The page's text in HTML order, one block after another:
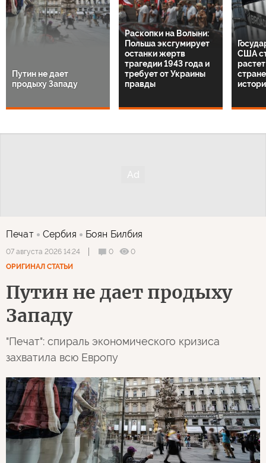
Путин не дает
продыху Западу
Раскопки на Волыни:
Польша эксгумирует
останки жертв
трагедии 1943 года и
требует от Украины
правды
США
Печат Сербия Боян Билбия
07 августа 2026 14:24 0
0
ОРИГИНАЛ СТАТЬИ
Путин не дает продыху
Западу
"Печат": спираль экономического кризиса
захватила всю Европу